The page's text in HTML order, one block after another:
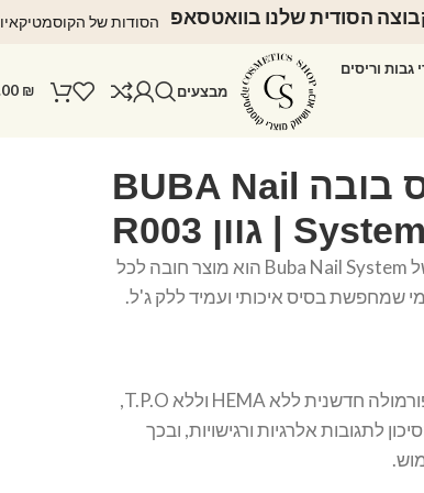
הסודית שלנו בוואטסאפ הסודות של
גבות וריסים
מבצעים ₪
ראבר בייס בובה BUBA Nail
System | גוון R003
ראבר בייס (Rubber Base) של Buba Nail System הוא מוצר חובה לכל
שמחפשת בסיס איכותי ועמיד ללק ג'ל.
פורמולה מתקדמת: פותח בפורמולה חדשנית ללא HEMA וללא T.P.O,
לתגובות אלרגיות ורגישויות, ובכך